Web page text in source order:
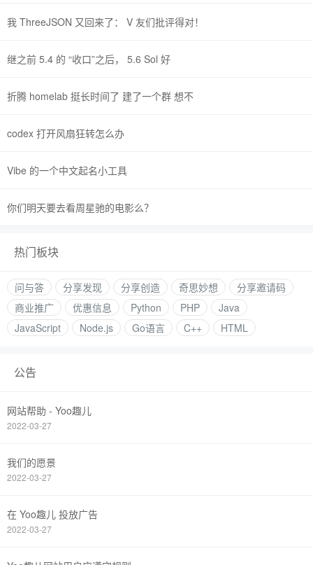
我 ThreeJSON 又回来了： V 友们批评得对！
继之前 5.4 的 “收口”之后， 5.6 Sol 好
折腾 homelab 挺长时间了 建了一个群 想不
codex 打开风扇狂转怎么办
Vibe 的一个中文起名小工具
你们明天要去看周星驰的电影么？
热门板块
问与答 分享发现 分享创造 奇思妙想
分享邀请码
商业推广
优惠信息 Python PHP
Java
JavaScript
Node.js Go语言 C++ HTML
公告
网站帮助 - Yoo趣儿
2022-03-27
我们的愿景
2022-03-27
在 Yoo趣儿 投放广告
2022-03-27